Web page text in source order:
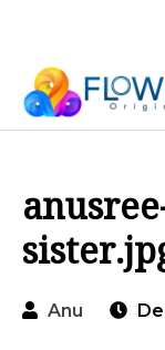
Anu